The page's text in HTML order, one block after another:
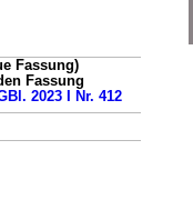
Fassung)
Fassung
2023 I Nr. 412